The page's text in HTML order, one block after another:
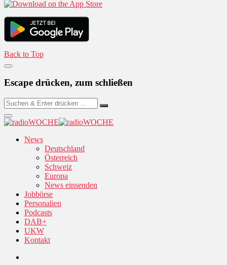
Back to Top
Escape drücken, zum schließen
News
Deutschland
Österreich
Schweiz
Europa
News einsenden
Jobbörse
Personalien
Podcasts
DAB+
UKW
Kontakt